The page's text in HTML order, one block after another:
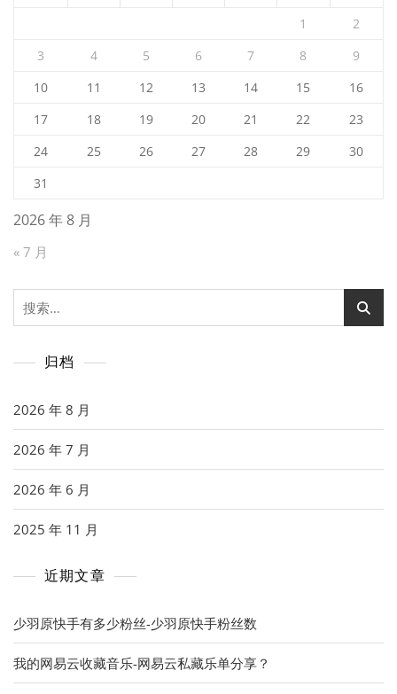
2026 年 8 月
1
2
3
4 5 6 7 8
9
10
11 12 13 14 15
16
17
18 19 20 21 22
23
24
25 26 27 28 29
30
31
« 7 月
搜
索：
归档
2026 年 8 月
2026 年 7 月
2026 年 6 月
2025 年 11 月
近期文章
少羽原快手有多少粉丝-少羽原快手粉丝数
我的网易云收藏音乐-网易云私藏乐单分享？